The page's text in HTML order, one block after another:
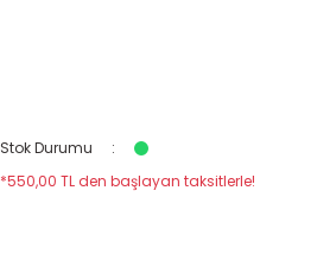
Stok Durumu
*550,00 TL den başlayan taksitlerle!